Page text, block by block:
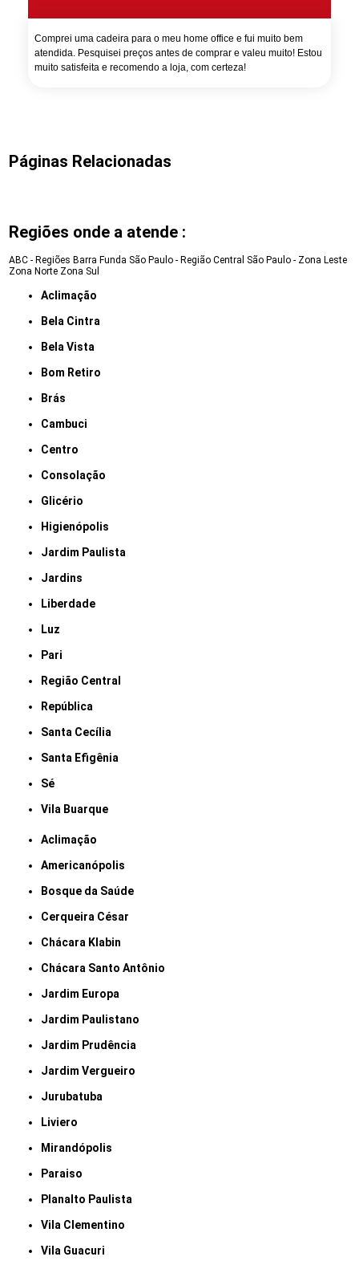
Comprei uma cadeira para o meu home office e fui muito bem
atendida. Pesquisei preços antes de comprar e valeu muito! Estou
muito satisfeita e recomendo a loja, com certeza!
Páginas Relacionadas
Regiões onde a atende :
ABC - Regiões Barra Funda São Paulo - Região Central São Paulo - Zona Leste
Zona Norte Zona Sul
Aclimação
Bela Cintra
Bela Vista
Bom Retiro
Brás
Cambuci
Centro
Consolação
Glicério
Higienópolis
Jardim Paulista
Jardins
Liberdade
Luz
Pari
Região Central
República
Santa Cecília
Santa Efigênia
Sé
Vila Buarque
Aclimação
Americanópolis
Bosque da Saúde
Cerqueira César
Chácara Klabin
Chácara Santo Antônio
Jardim Europa
Jardim Paulistano
Jardim Prudência
Jardim Vergueiro
Jurubatuba
Liviero
Mirandópolis
Paraiso
Planalto Paulista
Vila Clementino
Vila Guacuri